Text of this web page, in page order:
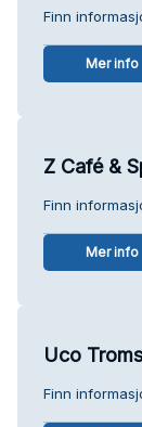
Finn
Mer info
Z Café &
Finn
Mer info
Uco
Finn